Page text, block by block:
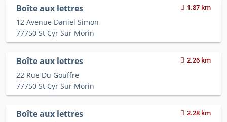
Boîte aux lettres 1.87 km
12 Avenue Daniel Simon
77750 St Cyr Sur Morin
Boîte aux lettres 2.26 km
22 Rue Du Gouffre
77750 St Cyr Sur Morin
Boîte aux lettres 2.28 km